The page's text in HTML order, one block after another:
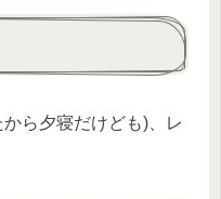
ら夕寝だけども)、レ